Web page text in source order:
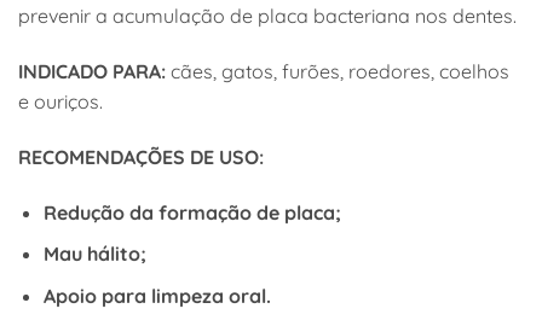
prevenir a acumulação de placa bacteriana nos dentes.
INDICADO PARA: cães, gatos, furões, roedores, coelhos
e ouriços.
RECOMENDAÇÕES DE USO:
Redução da formação de placa;
Mau hálito;
Apoio para limpeza oral.